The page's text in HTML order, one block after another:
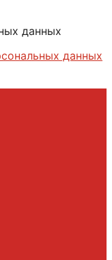
данных
данных